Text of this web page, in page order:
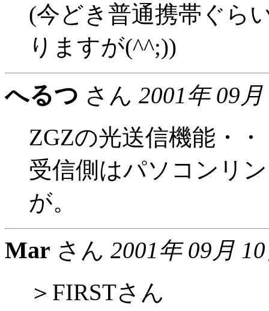
(今どき普通携帯ぐら
りますが(^^;))
へるつ さん 2001年 09
ZGZの光送信機能・・
受信側はパソコンリ
が。
Mar さん 2001年 09月
＞FIRSTさん